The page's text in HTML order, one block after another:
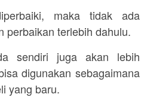
maka tidak ada
perbaikan terlebih dahulu.
sendiri juga akan lebih
digunakan sebagaimana
yang baru.